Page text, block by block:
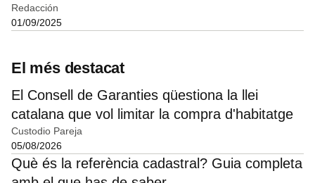
Redacción
01/09/2025
El més destacat
El Consell de Garanties qüestiona la llei
catalana que vol limitar la compra d'habitatge
Custodio Pareja
05/08/2026
Què és la referència cadastral? Guia completa